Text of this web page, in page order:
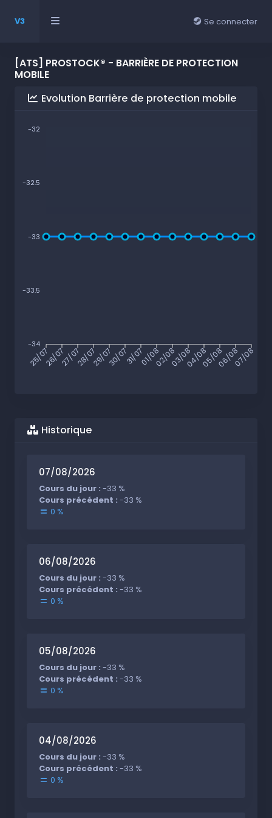
V3 Se connecter
[ATS] PROSTOCK® - BARRIÈRE DE PROTECTION
MOBILE
Evolution Barrière de protection mobile
-32
-32.5
-33
-33.5
-34
25/0726/0727/0728/0729/0730/0731/0701/0802/0803/0804/0805/0806/0807/08
Historique
07/08/2026
Cours du jour : -33 %
Cours précédent : -33 %
0 %
06/08/2026
Cours du jour : -33 %
Cours précédent : -33 %
0 %
05/08/2026
Cours du jour : -33 %
Cours précédent : -33 %
0 %
04/08/2026
Cours du jour : -33 %
Cours précédent : -33 %
0 %